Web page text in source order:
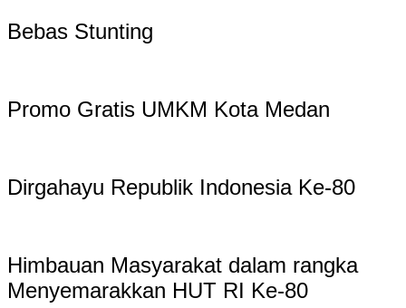
Bebas Stunting
Promo Gratis UMKM Kota Medan
Dirgahayu Republik Indonesia Ke-80
Himbauan Masyarakat dalam rangka
Menyemarakkan HUT RI Ke-80